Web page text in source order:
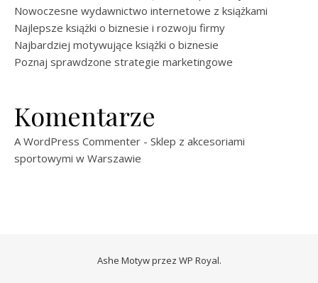
Nowoczesne wydawnictwo internetowe z książkami
Najlepsze książki o biznesie i rozwoju firmy
Najbardziej motywujące książki o biznesie
Poznaj sprawdzone strategie marketingowe
Komentarze
A WordPress Commenter - Sklep z akcesoriami
sportowymi w Warszawie
Ashe Motyw przez WP Royal.